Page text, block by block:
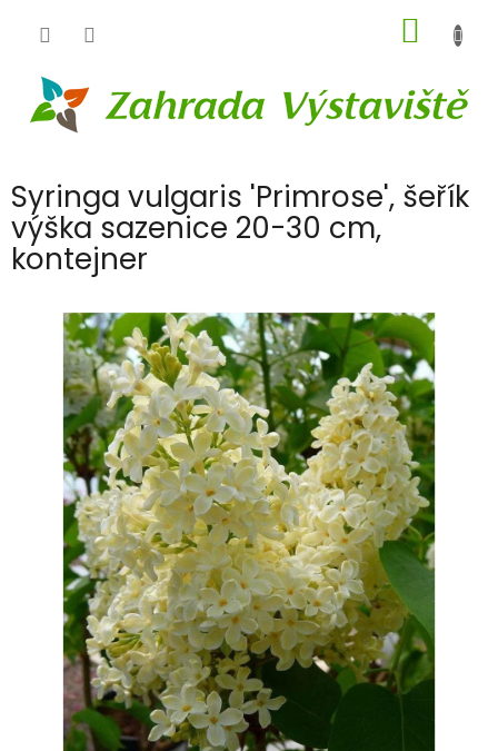
KOŠÍK
Syringa vulgaris 'Primrose', šeřík
výška sazenice 20-30 cm,
kontejner